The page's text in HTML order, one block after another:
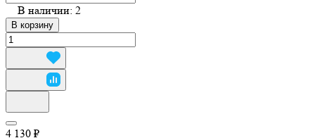
В наличии: 2
В корзину
4 130 ₽